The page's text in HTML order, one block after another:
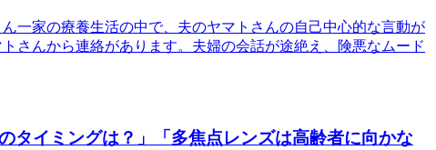
一家の療養生活の中で、夫のヤマトさんの自己中心的な言動が
さんから連絡があります。夫婦の会話が途絶え、険悪なムード
タイミングは？」「多焦点レンズは高齢者に向かな